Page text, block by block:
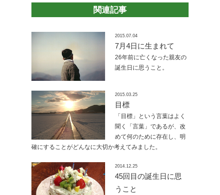
関連記事
2015.07.04
7月4日に生まれて
26年前に亡くなった親友の
誕生日に思うこと。
2015.03.25
目標
「目標」という言葉はよく
聞く「言葉」であるが、改
めて何のために存在し、明
確にすることがどんなに大切か考えてみました。
2014.12.25
45回目の誕生日に思
うこと